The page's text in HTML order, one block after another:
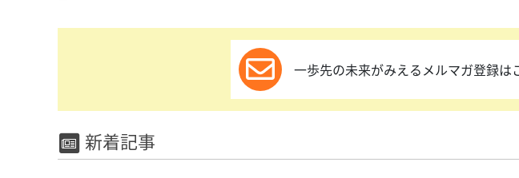
一歩先の未来がみえるメルマガ登録は
新着記事